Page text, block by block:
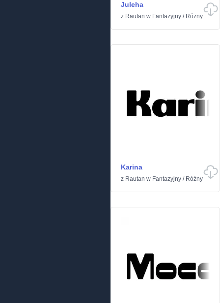
Juleha
z Rautan w Fantazyjny / Różny
Karina
z Rautan w Fantazyjny / Różny